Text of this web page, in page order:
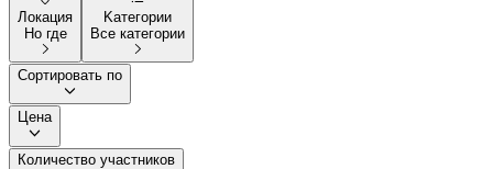
Локация
Но где
Kатегории
Все категории
Сортировать по
Цена
Количество участников